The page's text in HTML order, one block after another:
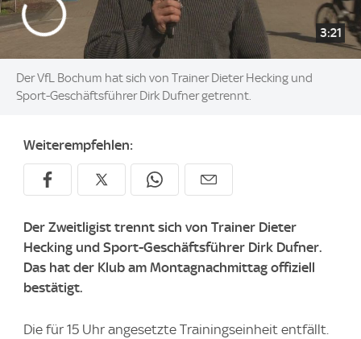
3:21
Der VfL Bochum hat sich von Trainer Dieter Hecking und
Sport-Geschäftsführer Dirk Dufner getrennt.
Weiterempfehlen:
Der Zweitligist trennt sich von Trainer Dieter
Hecking und Sport-Geschäftsführer Dirk Dufner.
Das hat der Klub am Montagnachmittag offiziell
bestätigt.
Die für 15 Uhr angesetzte Trainingseinheit entfällt.